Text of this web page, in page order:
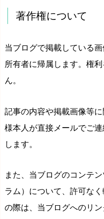
著作権について
当ブログで掲載している
所有者に帰属します。権
ん。
記事の内容や掲載画像等
様本人が直接メールでご
します。
また、当ブログのコンテ
ラム）について、許可な
の際は、当ブログへのリ